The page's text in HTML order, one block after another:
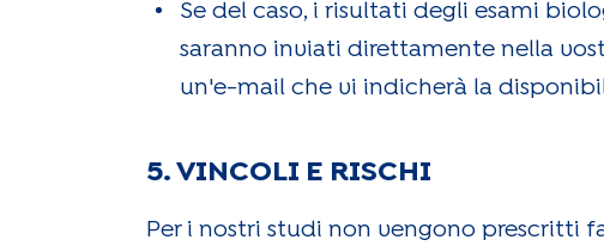
Se del caso, i risultati degli esami
saranno inviati direttamente nella
un'e-mail che vi indicherà la
5. VINCOLI E RISCHI
Per i nostri studi non vengono prescritti